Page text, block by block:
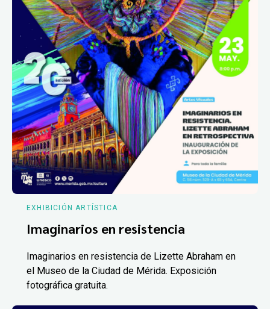
EXHIBICIÓN ARTÍSTICA
Imaginarios en resistencia
Imaginarios en resistencia de Lizette Abraham en
el Museo de la Ciudad de Mérida. Exposición
fotográfica gratuita.